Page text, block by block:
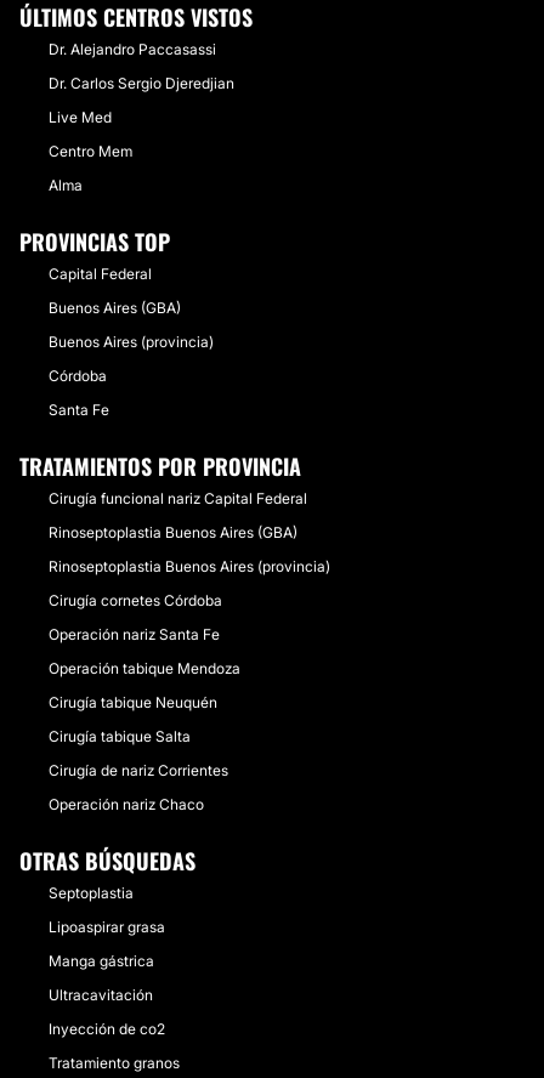
ÚLTIMOS CENTROS VISTOS
Dr. Alejandro Paccasassi
Dr. Carlos Sergio Djeredjian
Live Med
Centro Mem
Alma
PROVINCIAS TOP
Capital Federal
Buenos Aires (GBA)
Buenos Aires (provincia)
Córdoba
Santa Fe
TRATAMIENTOS POR PROVINCIA
Cirugía funcional nariz Capital Federal
Rinoseptoplastia Buenos Aires (GBA)
Rinoseptoplastia Buenos Aires (provincia)
Cirugía cornetes Córdoba
Operación nariz Santa Fe
Operación tabique Mendoza
Cirugía tabique Neuquén
Cirugía tabique Salta
Cirugía de nariz Corrientes
Operación nariz Chaco
OTRAS BÚSQUEDAS
Septoplastia
Lipoaspirar grasa
Manga gástrica
Ultracavitación
Inyección de co2
Tratamiento granos